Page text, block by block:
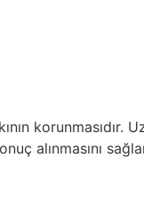
korunmasıdır.
alınmasını